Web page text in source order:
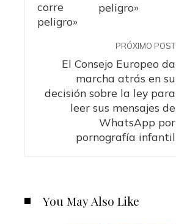
peligro»
PRÓXIMO POST
El Consejo Europeo da
marcha atrás en su
decisión sobre la ley para
leer sus mensajes de
WhatsApp por
pornografía infantil
You May Also Like